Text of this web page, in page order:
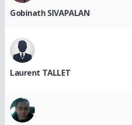
Gobinath SIVAPALAN
Laurent TALLET